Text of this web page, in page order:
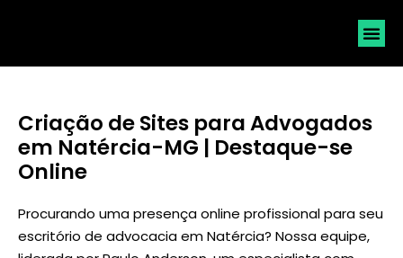
Criação de Sites para Advogados
em Natércia-MG | Destaque-se
Online
Procurando uma presença online profissional para seu
escritório de advocacia em Natércia? Nossa equipe,